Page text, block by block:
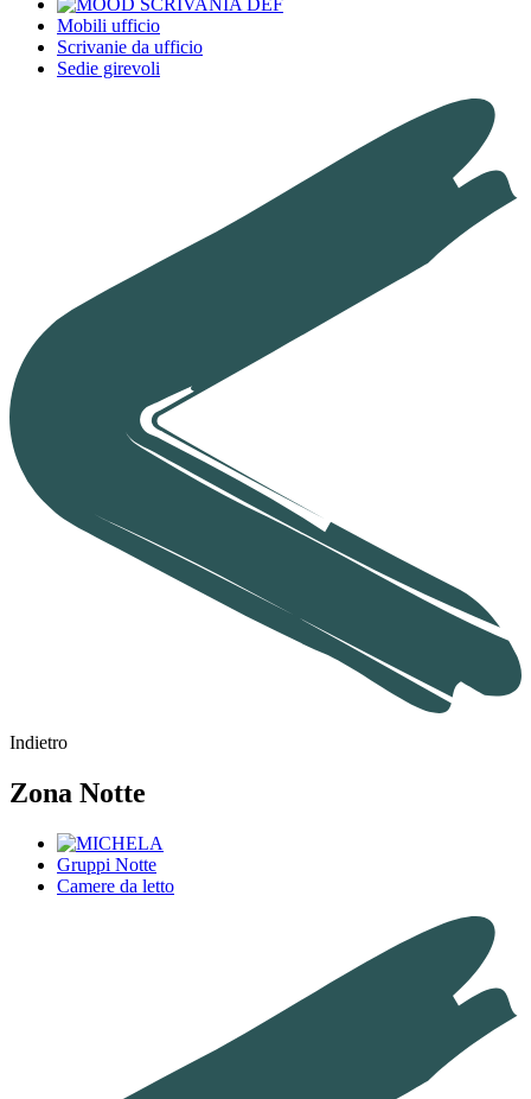
Mobili ufficio
Scrivanie da ufficio
Sedie girevoli
Indietro
Zona Notte
Gruppi Notte
Camere da letto